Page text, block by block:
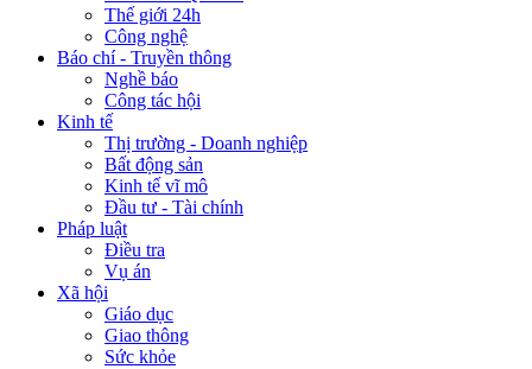
Thế giới 24h
Công nghệ
Báo chí - Truyền thông
Nghề báo
Công tác hội
Kinh tế
Thị trường - Doanh nghiệp
Bất động sản
Kinh tế vĩ mô
Đầu tư - Tài chính
Pháp luật
Điều tra
Vụ án
Xã hội
Giáo dục
Giao thông
Sức khỏe